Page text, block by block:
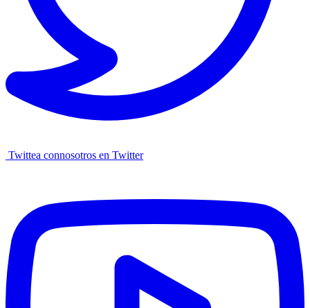
Twittea connosotros en Twitter